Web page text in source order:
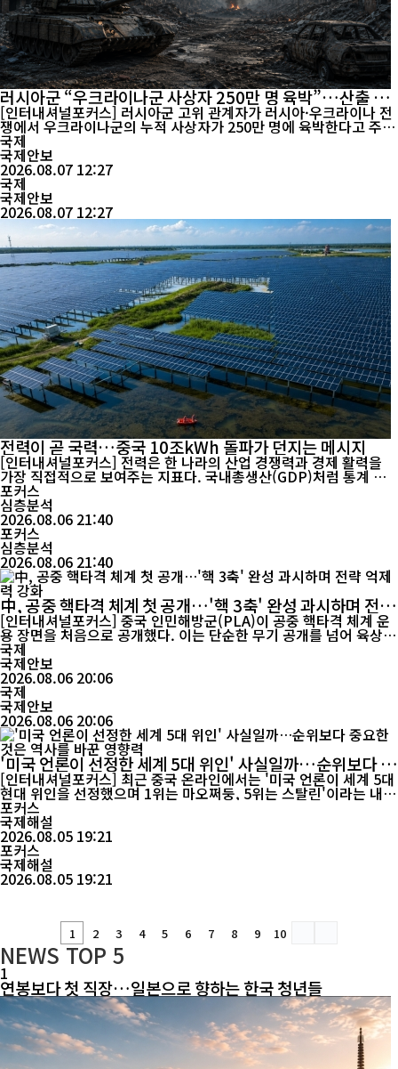
러시아군 “우크라이나군 사상자 250만 명 육박”…산출 근
거는 공개 안 해
[인터내셔널포커스] 러시아군 고위 관계자가 러시아·우크라이나 전
쟁에서 우크라이나군의 누적 사상자가 250만 명에 육박한다고 주장
했다. 그러나 구체적인 산출 방식이나 이를 뒷받침하는 자료는 공개
하지 않았으며, 우크라이나 정부나 독립적인 국제기관을 통해 확인
된 수치도 아니다. 러시아 타스통신에 따르면 아프티 알라우디노프
러시아군 총군사정치국 부국장이자 ‘아흐마트’ ...
국제
국제안보
2026.08.07 12:27
국제
국제안보
2026.08.07 12:27
전력이 곧 국력…중국 10조kWh 돌파가 던지는 메시지
[인터내셔널포커스] 전력은 한 나라의 산업 경쟁력과 경제 활력을
가장 직접적으로 보여주는 지표다. 국내총생산(GDP)처럼 통계 방
식의 영향을 크게 받지 않고 생산과 소비, 산업 활동을 그대로 반영
하기 때문이다. 중국이 2025년 연간 전력 소비 10조kWh를 처음 돌
파한 것은 단순한 기록 경신을 넘어 AI와 전기차를 중심으로 한 산업
전환이 본격화되고 있음을 보여주는 상징적 사건으로 평가...
포커스
심층분석
2026.08.06 21:40
포커스
심층분석
2026.08.06 21:40
中, 공중 핵타격 체계 첫 공개…'핵 3축' 완성 과시하며 전략
억제력 강화
[인터내셔널포커스] 중국 인민해방군(PLA)이 공중 핵타격 체계 운
용 장면을 처음으로 공개했다. 이는 단순한 무기 공개를 넘어 육상·
해상·공중으로 이어지는 '핵 3축(Nuclear Triad)' 능력을 대외적으
로 과시하며 전략적 억제력을 한층 강화하겠다는 메시지를 담은 것
으로 해석된다. 특히 미·중 전략 경쟁이 심화되고 인도·태평양 지역
의 군사적 긴장이 이어지는 시점에 공개됐다는 점에서 국제...
국제
국제안보
2026.08.06 20:06
국제
국제안보
2026.08.06 20:06
'미국 언론이 선정한 세계 5대 위인' 사실일까…순위보다 중
요한 것은 역사를 바꾼 영향력
[인터내셔널포커스] 최근 중국 온라인에서는 '미국 언론이 세계 5대
현대 위인을 선정했으며 1위는 마오쩌둥, 5위는 스탈린'이라는 내용
이 빠르게 확산됐다. 그러나 관련 내용을 확인해 보면 이 같은 순위
를 공식적으로 발표한 미국 유력 언론의 원문이나 공신력 있는 자료
는 현재까지 확인되지 않는다. 일부에서는 《디 애틀랜틱(The Atla
ntic)》을 출처로 언급하지만, 공식 기사나 잡지 기록에서 동일한 순
위를 확인하기는 어...
포커스
국제해설
2026.08.05 19:21
포커스
국제해설
2026.08.05 19:21
1 2 3 4 5 6 7 8 9 10
NEWSTOP 5
1
연봉보다 첫 직장…일본으로 향하는 한국 청년들